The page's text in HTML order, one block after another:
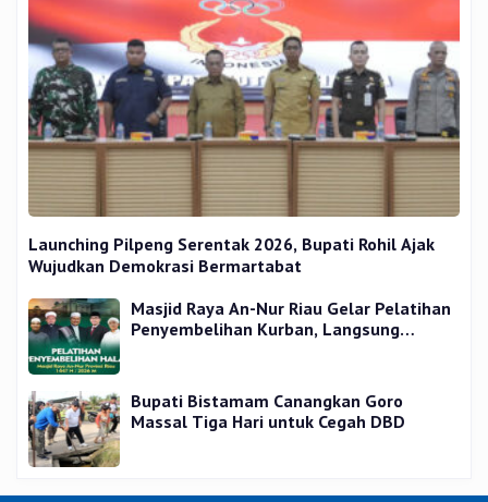
Launching Pilpeng Serentak 2026, Bupati Rohil Ajak
Wujudkan Demokrasi Bermartabat
Masjid Raya An-Nur Riau Gelar Pelatihan
Penyembelihan Kurban, Langsung
Bupati Bistamam Canangkan Goro
Massal Tiga Hari untuk Cegah DBD